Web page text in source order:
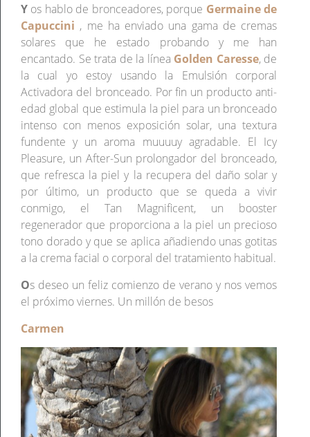
Y os hablo de bronceadores, porque Germaine de
Capuccini , me ha enviado una gama de cremas
solares que he estado probando y me han
encantado. Se trata de la línea Golden Caresse, de
la cual yo estoy usando la Emulsión corporal
Activadora del bronceado. Por fin un producto anti-
edad global que estimula la piel para un bronceado
intenso con menos exposición solar, una textura
fundente y un aroma muuuuy agradable. El Icy
Pleasure, un After-Sun prolongador del bronceado,
que refresca la piel y la recupera del daño solar y
por último, un producto que se queda a vivir
conmigo, el Tan Magnificent, un booster
regenerador que proporciona a la piel un precioso
tono dorado y que se aplica añadiendo unas gotitas
a la crema facial o corporal del tratamiento habitual.
Os deseo un feliz comienzo de verano y nos vemos
el próximo viernes. Un millón de besos
Carmen